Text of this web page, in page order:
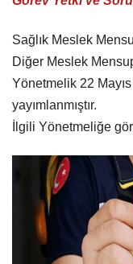
Sağlık Meslek
Diğer Meslek
Yönetmelik 22
yayımlanmıştır.
İlgili Yönetmeliğe